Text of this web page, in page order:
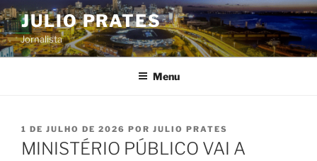
Pular
para
o
conteúdo
JULIO PRATES
Jornalista
Menu
PUBLICADO
EM
1 DE JULHO DE 2026 POR JULIO PRATES
MINISTÉRIO PÚBLICO VAI A